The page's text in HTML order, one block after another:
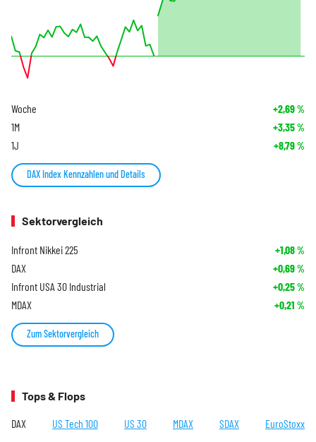
Woche +2,69%
1M +3,35%
1J +8,79%
DAX Index Kennzahlen und Details
Sektorvergleich
Infront Nikkei 225 +1,08%
DAX +0,69%
Infront USA 30 Industrial +0,25%
MDAX +0,21 %
Zum Sektorvergleich
Tops & Flops
DAX US Tech 100 US 30 MDAX SDAX EuroStoxx